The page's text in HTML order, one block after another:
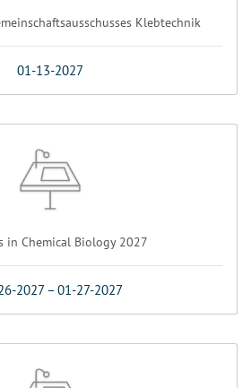
Klebtechnik
01-13-2027
in Chemical Biology 2027
2027–01-27-2027